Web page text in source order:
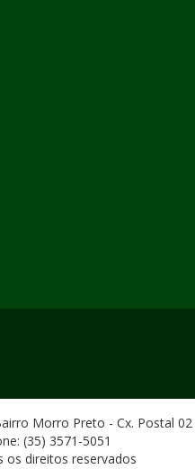
Morro Preto - Cx. Postal 02
(35) 3571-5051
direitos reservados